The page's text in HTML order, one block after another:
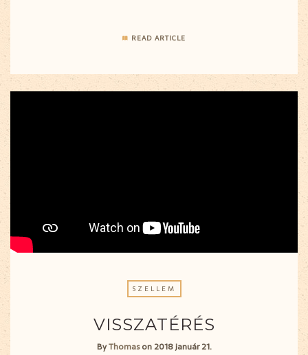
READ ARTICLE
SZELLEM
VISSZATÉRÉS
ByThomas on2018 január 21.